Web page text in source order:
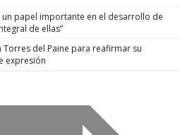
un papel importante en el desarrollo de
de ellas”
Torres del Paine para reafirmar su
expresión